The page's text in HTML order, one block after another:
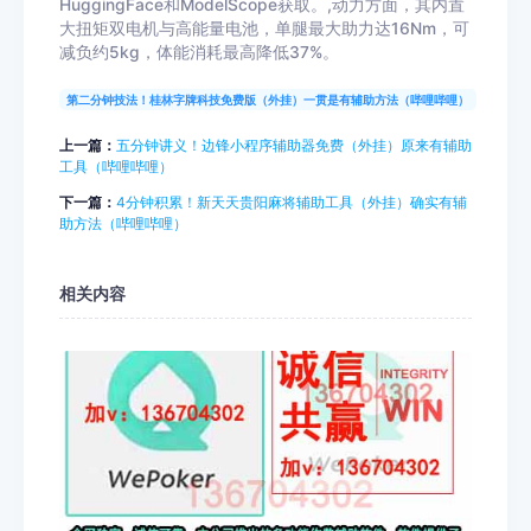
HuggingFace和ModelScope获取。,动力方面，其内置
大扭矩双电机与高能量电池，单腿最大助力达16Nm，可
减负约5kg，体能消耗最高降低37%。
第二分钟技法！桂林字牌科技免费版（外挂）一贯是有辅助方法（哔哩哔哩）
上一篇： 五分钟讲义！边锋小程序辅助器免费（外挂）原来有辅助
工具（哔哩哔哩）
下一篇： 4分钟积累！新天天贵阳麻将辅助工具（外挂）确实有辅
助方法（哔哩哔哩）
相关内容